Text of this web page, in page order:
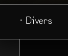
· Divers